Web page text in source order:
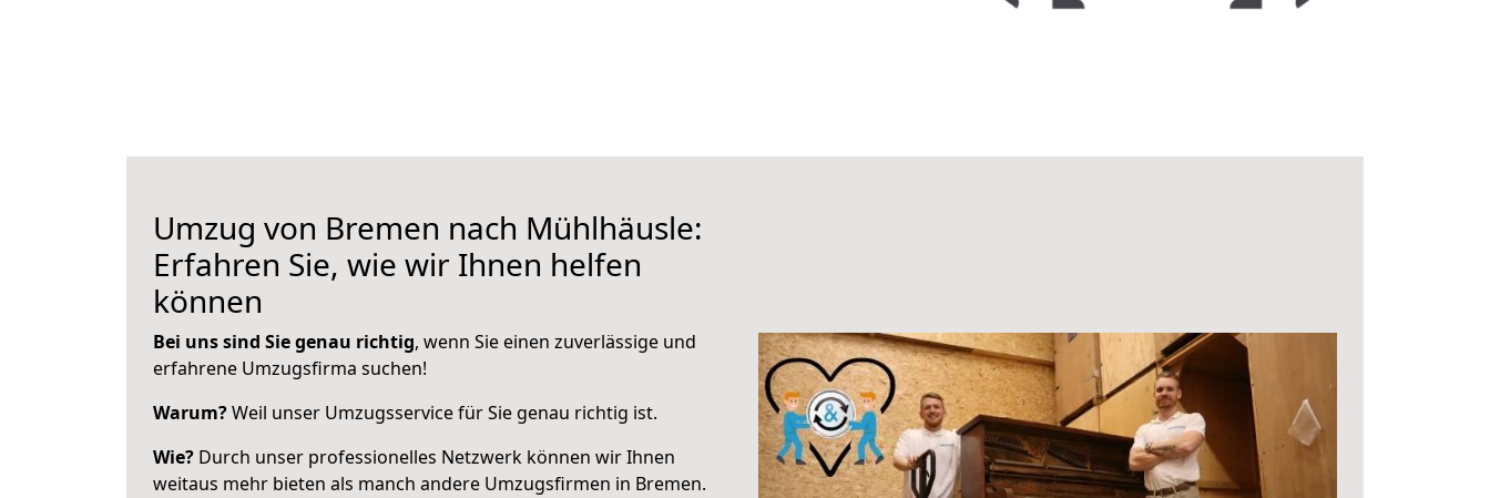
Umzug von Bremen nach Mühlhäusle:
Erfahren Sie, wie wir Ihnen helfen
können
Bei uns sind Sie genau richtig, wenn Sie einen zuverlässige und
erfahrene Umzugsfirma suchen!
Warum?Weil unser Umzugsservice für Sie genau richtig ist.
Wie? Durch unser professionelles Netzwerk können wir Ihnen
weitaus mehr bieten als manch andere Umzugsfirmen in Bremen.